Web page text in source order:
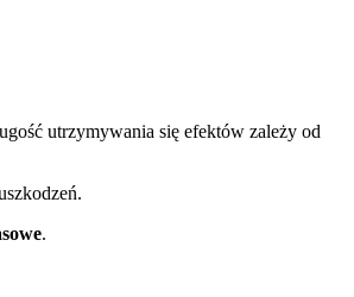
utrzymywania się efektów zależy od
.